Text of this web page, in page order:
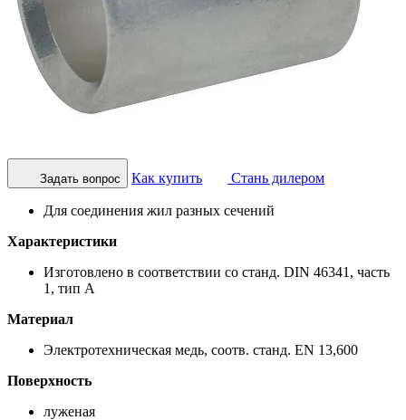
Задать вопрос Как купить Стань дилером
Для соединения жил разных сечений
Характеристики
Изготовлено в соответствии со станд. DIN 46341, часть
1, тип А
Материал
Электротехническая медь, соотв. станд. EN 13,600
Поверхность
луженая